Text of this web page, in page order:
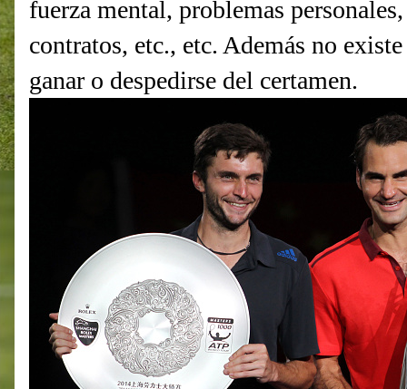
fuerza mental, problemas
contratos, etc., etc. Además no
ganar o despedirse del certamen.